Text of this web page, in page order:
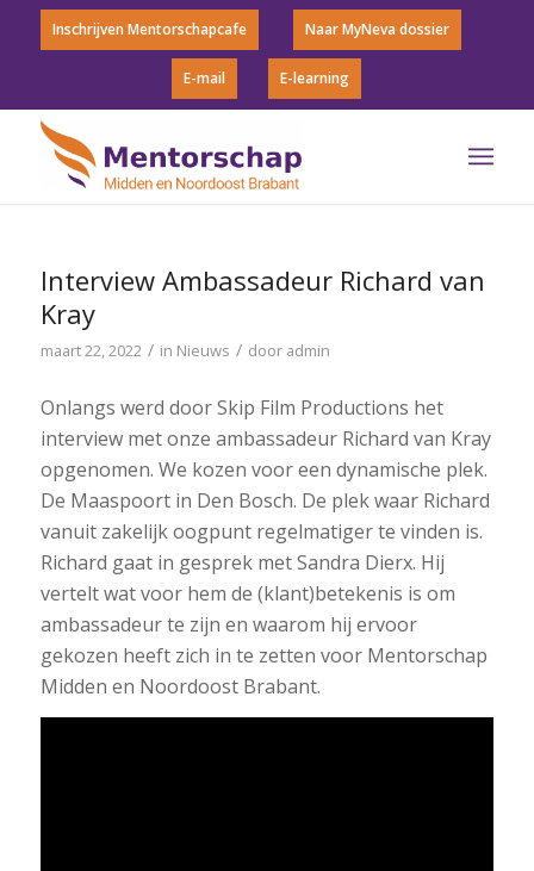
Inschrijven Mentorschapcafe Naar MyNeva dossier
E-mail E-learning
Interview Ambassadeur Richard van
Kray
maart 22, 2022 / in Nieuws / door admin
Onlangs werd door Skip Film Productions het
interview met onze ambassadeur Richard van Kray
opgenomen. We kozen voor een dynamische plek.
De Maaspoort in Den Bosch. De plek waar Richard
vanuit zakelijk oogpunt regelmatiger te vinden is.
Richard gaat in gesprek met Sandra Dierx. Hij
vertelt wat voor hem de (klant)betekenis is om
ambassadeur te zijn en waarom hij ervoor
gekozen heeft zich in te zetten voor Mentorschap
Midden en Noordoost Brabant.